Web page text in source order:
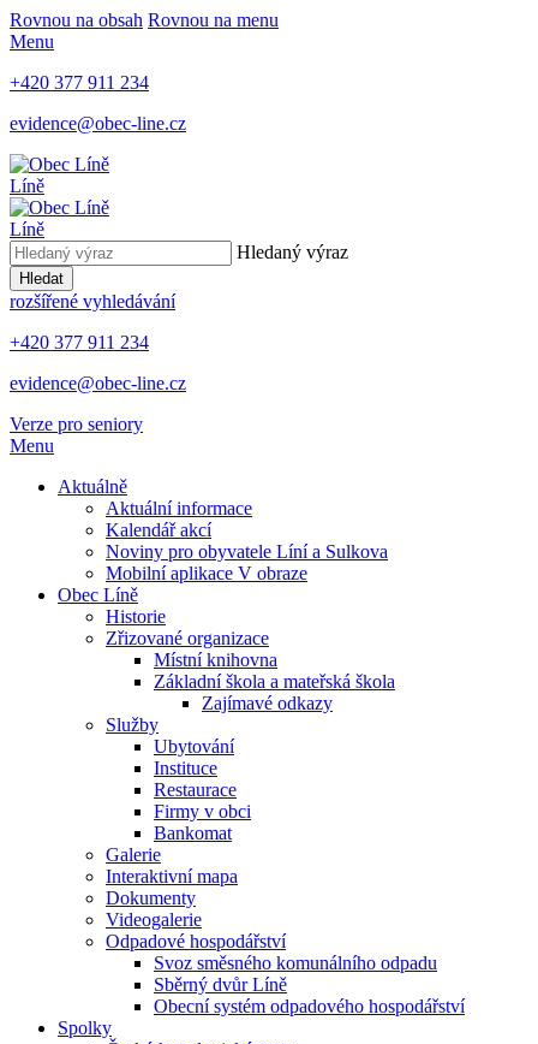
Rovnou na obsah Rovnou na menu
Menu
+420 377 911 234
evidence@obec-line.cz
Líně
Líně
Hledaný výraz
Hledat
rozšířené vyhledávání
+420 377 911 234
evidence@obec-line.cz
Verze pro seniory
Menu
Aktuálně
Aktuální informace
Kalendář akcí
Noviny pro obyvatele Líní a Sulkova
Mobilní aplikace V obraze
Obec Líně
Historie
Zřizované organizace
Místní knihovna
Základní škola a mateřská škola
Zajímavé odkazy
Služby
Ubytování
Instituce
Restaurace
Firmy v obci
Bankomat
Galerie
Interaktivní mapa
Dokumenty
Videogalerie
Odpadové hospodářství
Svoz směsného komunálního odpadu
Sběrný dvůr Líně
Obecní systém odpadového hospodářství
Spolky